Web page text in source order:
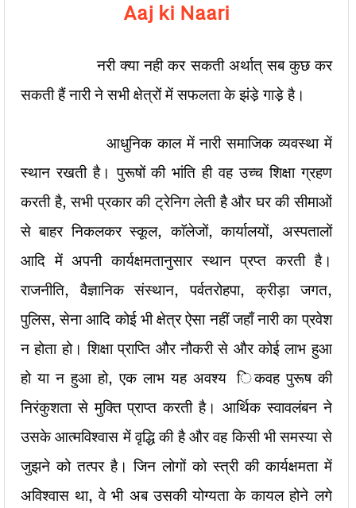
Aaj ki Naari
नरी क्या नही कर सकती अर्थात् सब कुछ कर
सकती हैं नारी ने सभी क्षेत्रों में सफलता के झंडे़ गाडे़ है।
आधुनिक काल में नारी समाजिक व्यवस्था में
स्थान रखती है। पुरूषों की भांति ही वह उच्च शिक्षा ग्रहण
करती है, सभी प्रकार की ट्रेनिग लेती है और घर की सीमाओं
से बाहर निकलकर स्कूल, काॅलेजों, कार्यालयों, अस्पतालों
आदि में अपनी कार्यक्षमतानुसार स्थान प्रप्त करती है।
राजनीति, वैज्ञानिक संस्थान, पर्वतरोहपा, क्रीड़ा जगत,
पुलिस, सेना आदि कोई भी क्षेत्र ऐसा नहीं जहाँ नारी का प्रवेश
न होता हो। शिक्षा प्राप्ति और नौकरी से और कोई लाभ हुआ
हो या न हुआ हो, एक लाभ यह अवश्य िकवह पुरूष की
निरंकुशता से मुक्ति प्राप्त करती है। आर्थिक स्वावलंबन ने
उसके आत्मविश्वास में वृद्धि की है और वह किसी भी समस्या से
जुझने को तत्पर है। जिन लोगों को स्त्री की कार्यक्षमता में
अविश्वास था, वे भी अब उसकी योग्यता के कायल होने लगे